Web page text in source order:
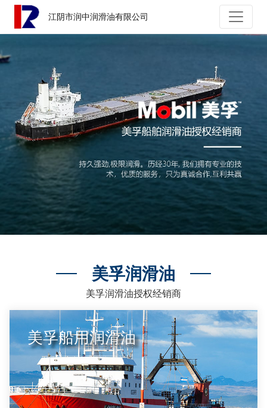
江阴市润中润滑油有限公司
美孚润滑油
美孚润滑油授权经销商
美孚船用润滑油